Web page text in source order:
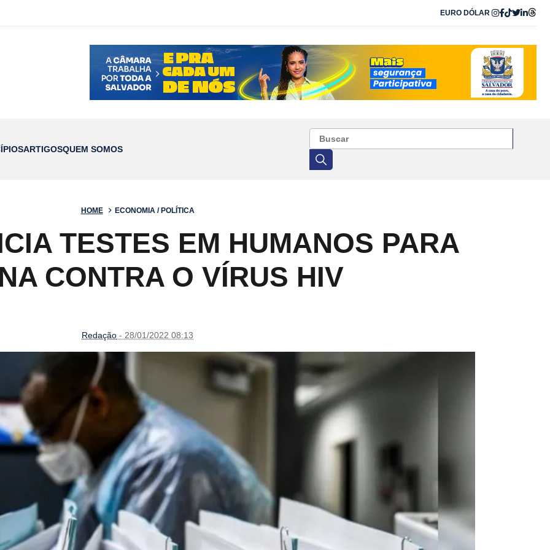
EURO DÓLAR
ARTIGOSQUEM SOMOS
HOME ECONOMIA / POLÍTICA
TESTES EM HUMANOS PARA
CONTRA O VÍRUS HIV
Redação - 28/01/2022 08:13